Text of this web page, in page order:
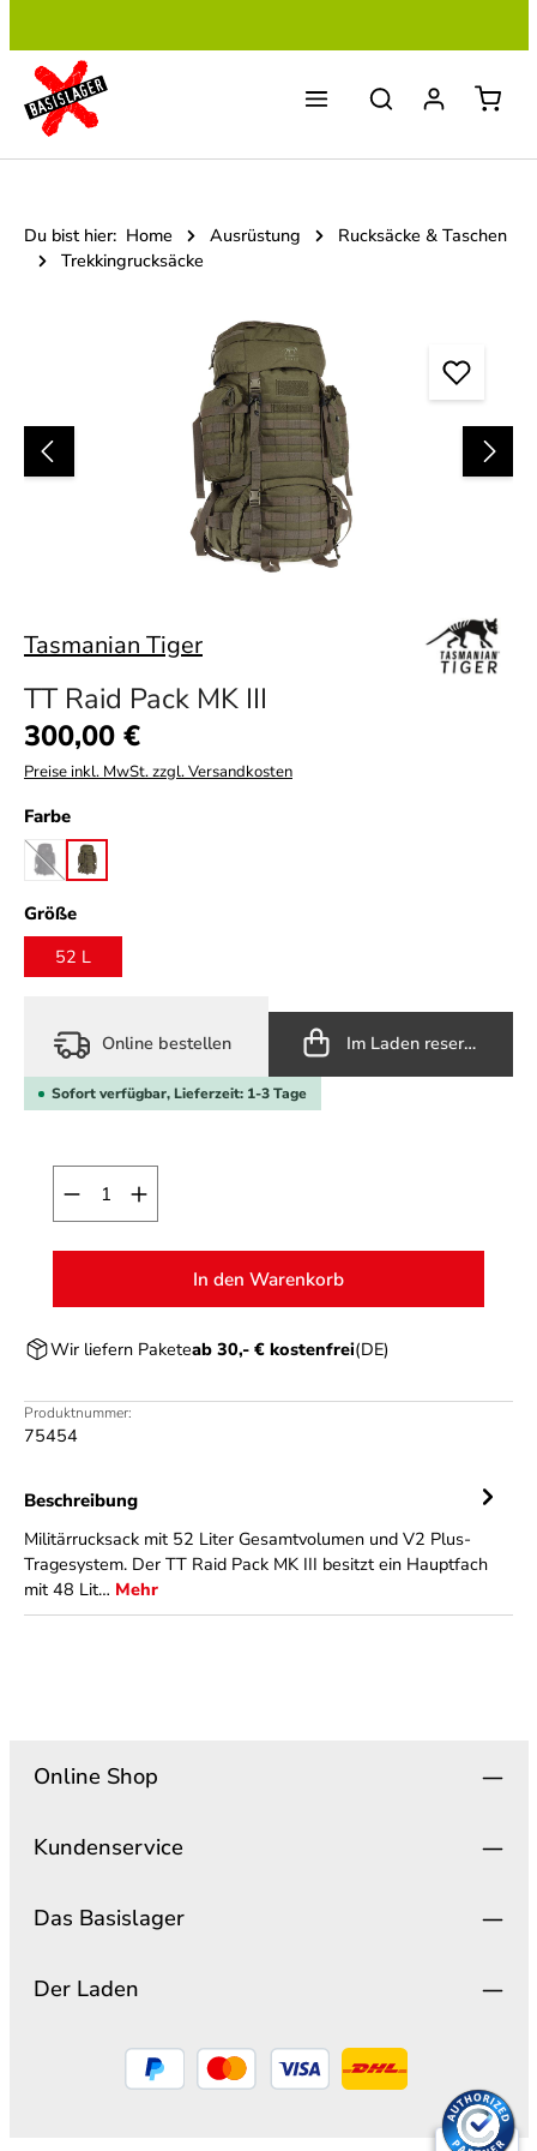
Du bist hier: Home Ausrüstung
Rucksäcke & Taschen
Trekkingrucksäcke
Bildergalerie überspringen
Tasmanian Tiger
TT Raid Pack MK III
Regulärer Preis:
300,00 €
Preise inkl. MwSt. zzgl. Versandkosten
Farbeauswählen
black
(Diese Option ist zurzeit nicht verfügbar.)
olive
Größeauswählen
52 L
Online bestellen Im Laden reservieren
Sofort verfügbar, Lieferzeit: 1-3 Tage
Produkt Anzahl: Gib den gewünschten Wert
In den Warenkorb
Wir liefern Paketeab 30,- € kostenfrei(DE)
Produktnummer:
75454
Beschreibung
Militärrucksack mit 52 Liter Gesamtvolumen und V2 Plus-
Tragesystem. Der TT Raid Pack MK III besitzt ein Hauptfach
mit 48 Lit… Mehr
Online Shop
Kundenservice
Das Basislager
Der Laden